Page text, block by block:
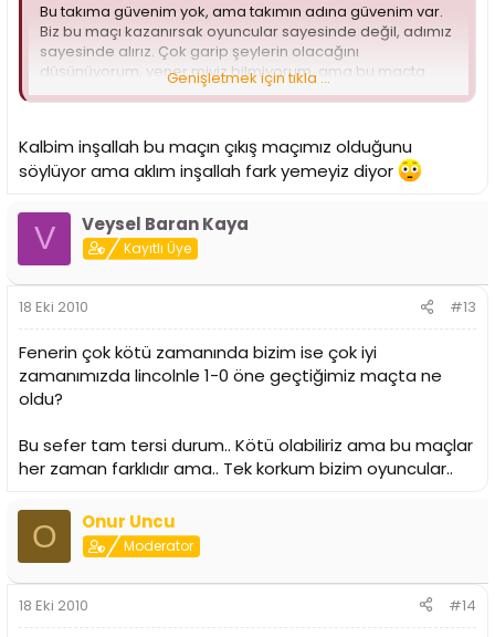
Bu takıma güvenim yok, ama takımın adına güvenim var.
Biz bu maçı kazanırsak oyuncular sayesinde değil, adımız
sayesinde alırız. Çok garip şeylerin olacağını
düşünüyorum, yener miyiz bilmiyorum, ama bu maçta
yenilmeyeceğiz. Böyle hissediyorum.
Genişletmek için tıkla ...
Kalbim inşallah bu maçın çıkış maçımız olduğunu
söylüyor ama aklım inşallah fark yemeyiz diyor
V Veysel Baran Kaya
Kayıtlı Üye
18 Eki 2010 #13
Fenerin çok kötü zamanında bizim ise çok iyi
zamanımızda lincolnle 1-0 öne geçtiğimiz maçta ne
oldu?
Bu sefer tam tersi durum.. Kötü olabiliriz ama bu maçlar
her zaman farklıdır ama.. Tek korkum bizim oyuncular..
O Onur Uncu
Moderator
18 Eki 2010 #14